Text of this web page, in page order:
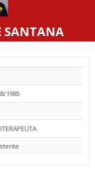
SANTANA
1985